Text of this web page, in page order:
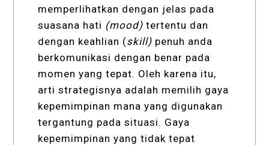
memperlihatkan dengan jelas pada
suasana hati (mood) tertentu dan
dengan keahlian (skill) penuh anda
berkomunikasi dengan benar pada
momen yang tepat. Oleh karena itu,
arti strategisnya adalah memilih gaya
kepemimpinan mana yang digunakan
tergantung pada situasi. Gaya
kepemimpinan yang tidak tepat